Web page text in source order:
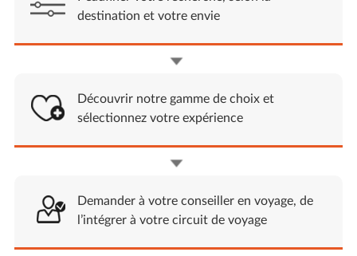
destination et votre envie
Découvrir notre gamme de choix et
sélectionnez votre expérience
Demander à votre conseiller en voyage, de
l’intégrer à votre circuit de voyage